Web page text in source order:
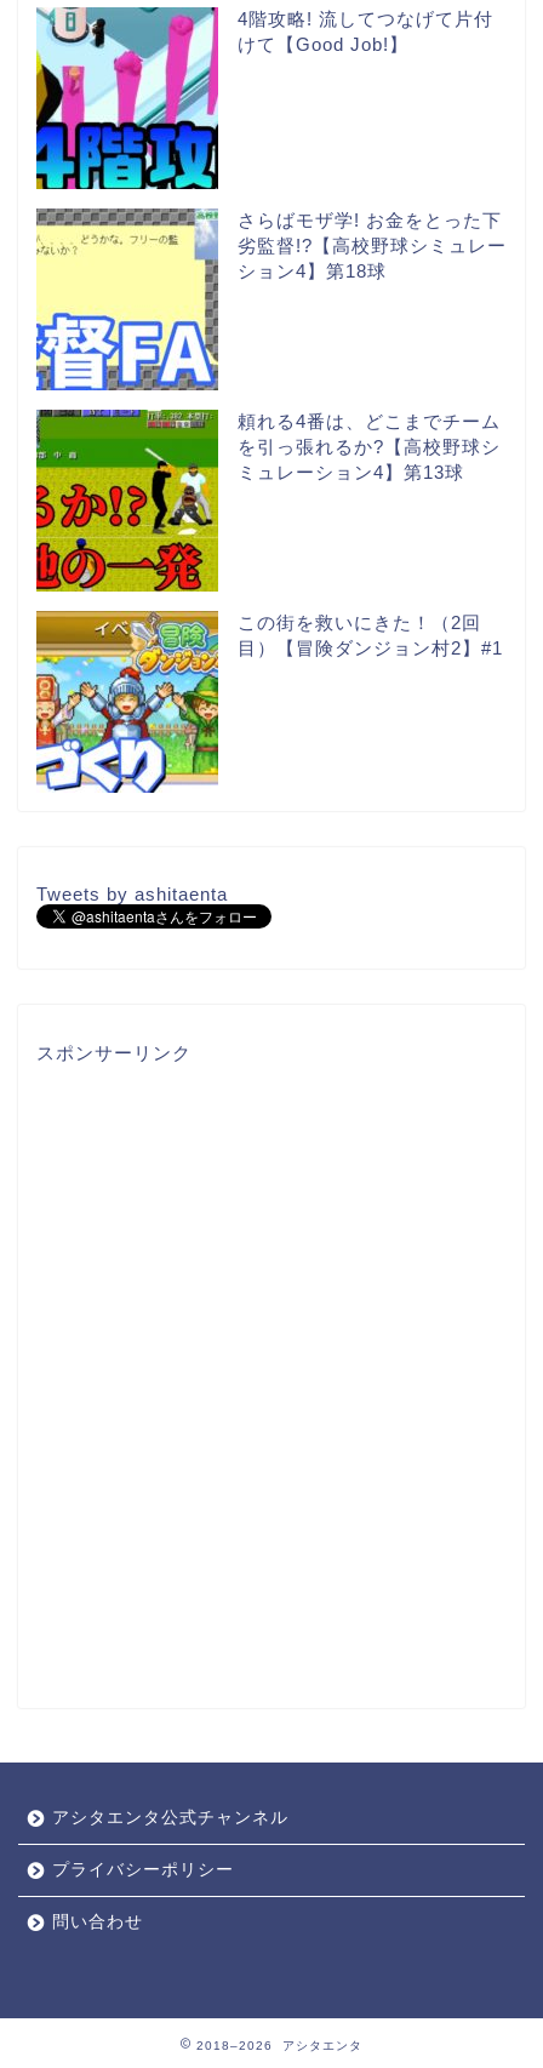
4階攻略! 流してつなげて片付
けて【Good Job!】
さらばモザ学! お金をとった下
劣監督!?【高校野球シミュレー
ション4】第18球
頼れる4番は、どこまでチーム
を引っ張れるか?【高校野球シ
ミュレーション4】第13球
この街を救いにきた！（2回
目）【冒険ダンジョン村2】#1
Tweets by ashitaenta
スポンサーリンク
アシタエンタ公式チャンネル
プライバシーポリシー
問い合わせ
2018–2026 アシタエンタ